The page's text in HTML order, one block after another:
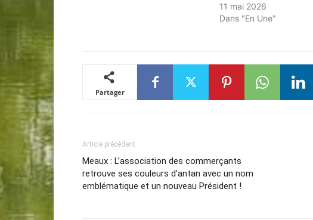
11 mai 2026
Dans "En Une"
Partager
Article précédent
Meaux : L’association des commerçants
retrouve ses couleurs d’antan avec un nom
emblématique et un nouveau Président !